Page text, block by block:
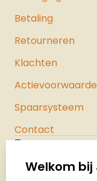
Betaling
Retourneren
Klachten
Spaarsysteem
Contact
Palenrij 1
Welkom